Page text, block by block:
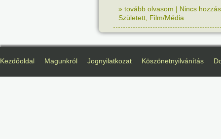
» tovább olvasom | Nincs
Született Film/Média
Kezdőoldal Magunkról Jognyilatkozat Köszönetnyilvánítás